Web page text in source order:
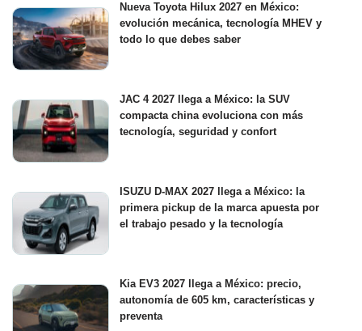
Nueva Toyota Hilux 2027 en México:
evolución mecánica, tecnología MHEV y
todo lo que debes saber
JAC 4 2027 llega a México: la SUV
compacta china evoluciona con más
tecnología, seguridad y confort
ISUZU D-MAX 2027 llega a México: la
primera pickup de la marca apuesta por
el trabajo pesado y la tecnología
Kia EV3 2027 llega a México: precio,
autonomía de 605 km, características y
preventa